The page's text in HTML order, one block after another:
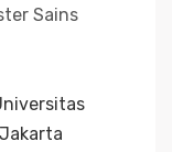
Sains